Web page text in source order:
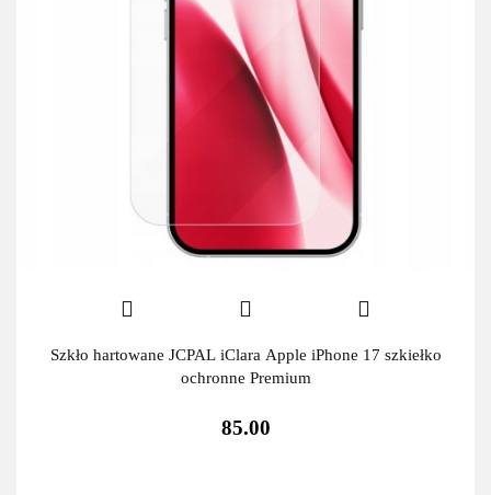
Szkło hartowane JCPAL iClara Apple iPhone 17 szkiełko
ochronne Premium
85.00